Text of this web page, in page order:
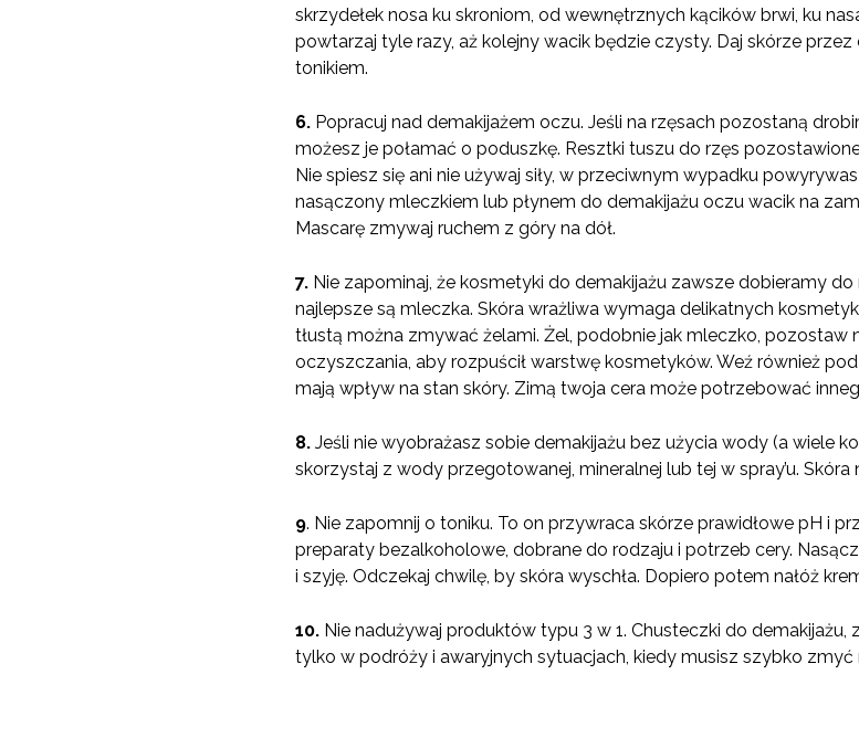
skrzydełek nosa ku skroniom, od wewnętrznych kącików brwi, ku
powtarzaj tyle razy, aż kolejny wacik będzie czysty. Daj skórze
tonikiem.
6. Popracuj nad demakijażem oczu. Jeśli na rzęsach pozostaną
możesz je połamać o poduszkę. Resztki tuszu do rzęs
Nie spiesz się ani nie używaj siły, w przeciwnym wypadku
nasączony mleczkiem lub płynem do demakijażu oczu wacik na
Mascarę zmywaj ruchem z góry na dół.
7. Nie zapominaj, że kosmetyki do demakijażu zawsze dobieramy
najlepsze są mleczka. Skóra wrażliwa wymaga delikatnych
tłustą można zmywać żelami. Żel, podobnie jak mleczko,
oczyszczania, aby rozpuścił warstwę kosmetyków. Weź również
mają wpływ na stan skóry. Zimą twoja cera może potrzebować
8. Jeśli nie wyobrażasz sobie demakijażu bez użycia wody (a wiele
skorzystaj z wody przegotowanej, mineralnej lub tej w spray’u.
9. Nie zapomnij o toniku. To on przywraca skórze prawidłowe pH i
preparaty bezalkoholowe, dobrane do rodzaju i potrzeb cery.
i szyję. Odczekaj chwilę, by skóra wyschła. Dopiero potem nałóż
10. Nie nadużywaj produktów typu 3 w 1. Chusteczki do demakijażu,
tylko w podróży i awaryjnych sytuacjach, kiedy musisz szybko zmyć